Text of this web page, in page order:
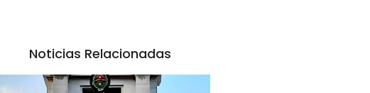
Noticias Relacionadas